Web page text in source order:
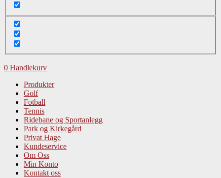
0 Handlekurv
Produkter
Golf
Fotball
Tennis
Ridebane og Sportanlegg
Park og Kirkegård
Privat Hage
Kundeservice
Om Oss
Min Konto
Kontakt oss